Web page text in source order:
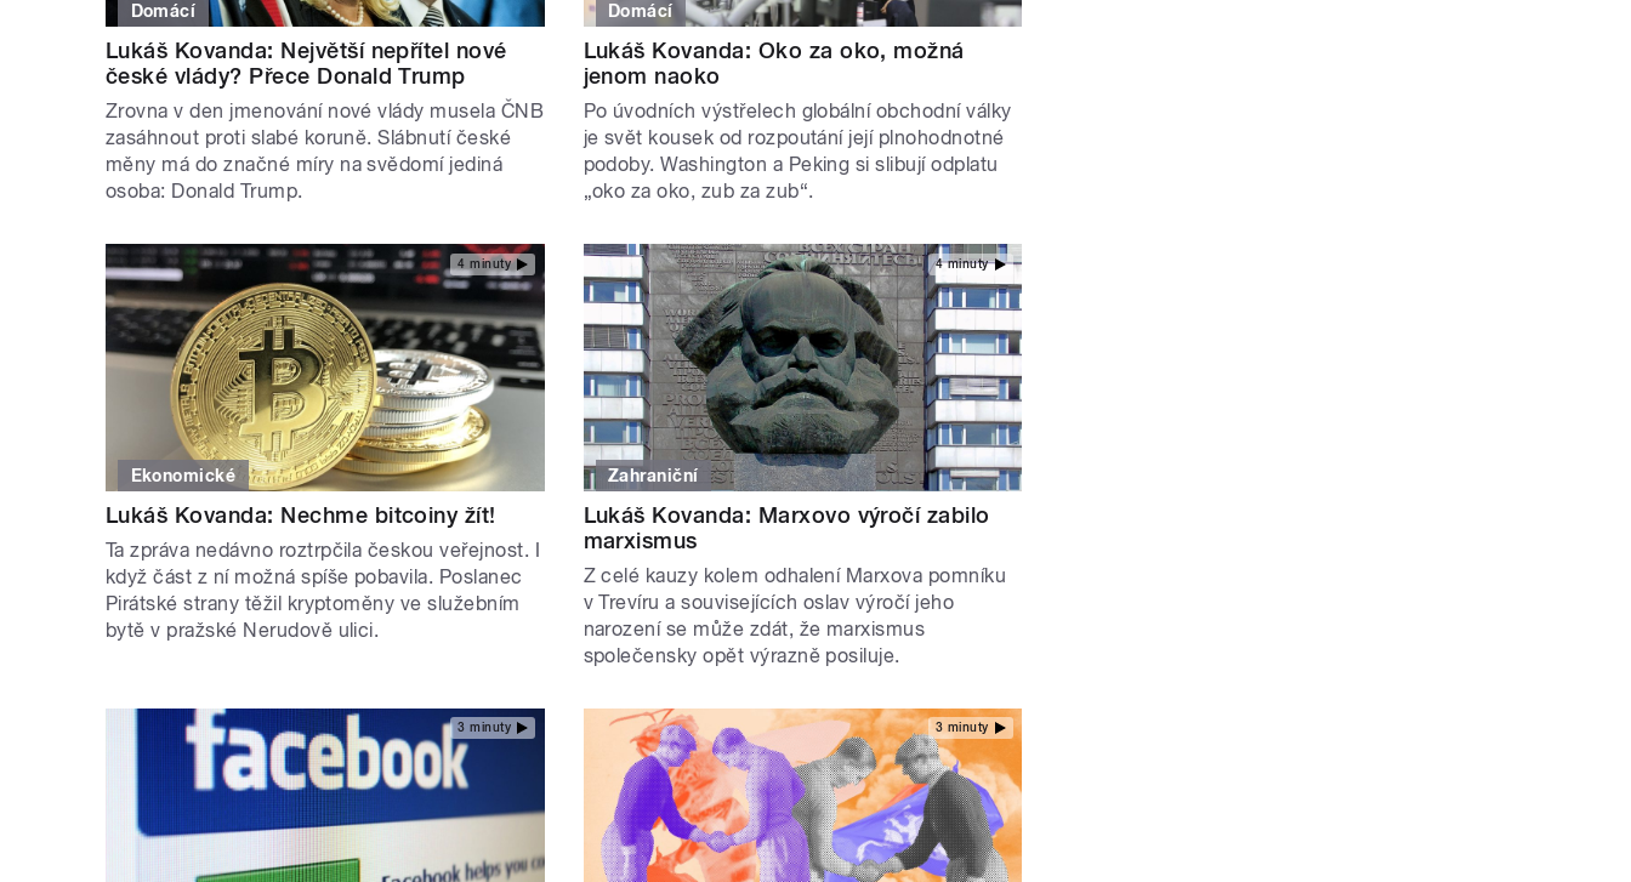
Domácí
Lukáš Kovanda: Největší nepřítel nové
české vlády? Přece Donald Trump
Zrovna v den jmenování nové vlády musela ČNB
zasáhnout proti slabé koruně. Slábnutí české
měny má do značné míry na svědomí jediná
osoba: Donald Trump.
Domácí
Lukáš Kovanda: Oko za oko, možná
jenom naoko
Po úvodních výstřelech globální obchodní války
je svět kousek od rozpoutání její plnohodnotné
podoby. Washington a Peking si slibují odplatu
„oko za oko, zub za zub“.
4 minuty
Ekonomické
Lukáš Kovanda: Nechme bitcoiny žít!
Ta zpráva nedávno roztrpčila českou veřejnost. I
když část z ní možná spíše pobavila. Poslanec
Pirátské strany těžil kryptoměny ve služebním
bytě v pražské Nerudově ulici.
4 minuty
Zahraniční
Lukáš Kovanda: Marxovo výročí zabilo
marxismus
Z celé kauzy kolem odhalení Marxova pomníku
v Trevíru a souvisejících oslav výročí jeho
narození se může zdát, že marxismus
společensky opět výrazně posiluje.
3 minuty 3 minuty